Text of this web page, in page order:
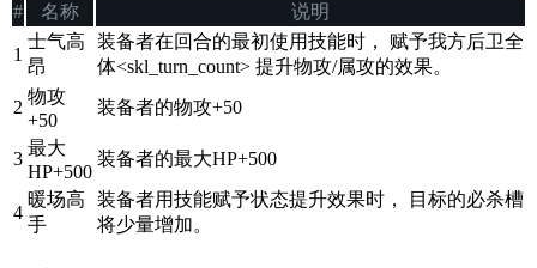
# 名称 说明
1
士气高
昂
装备者在回合的最初使用技能时， 赋予我方后卫全
体<skl_turn_count> 提升物攻/属攻的效果。
2
物攻
+50
装备者的物攻+50
3
最大
HP+500
装备者的最大HP+500
4
暖场高
手
装备者用技能赋予状态提升效果时， 目标的必杀槽
将少量增加。